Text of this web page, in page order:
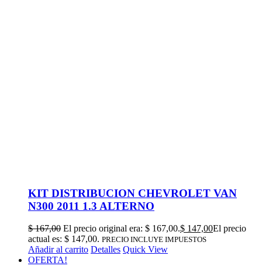
KIT DISTRIBUCION CHEVROLET VAN
N300 2011 1.3 ALTERNO
$167,00 El precio original era: $ 167,00.$ 147,00El precio
actual es: $ 147,00. PRECIO INCLUYE IMPUESTOS
Añadir al carrito Detalles Quick View
OFERTA!